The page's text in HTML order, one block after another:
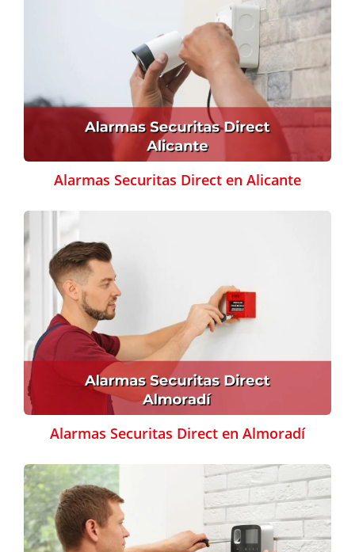
Alarmas Securitas Direct en Alicante
Alarmas Securitas Direct en Almoradí